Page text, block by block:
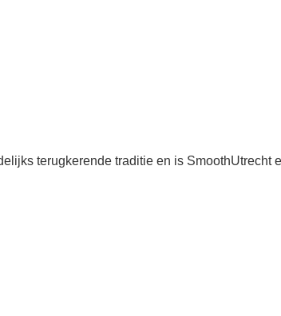
terugkerende traditie en is